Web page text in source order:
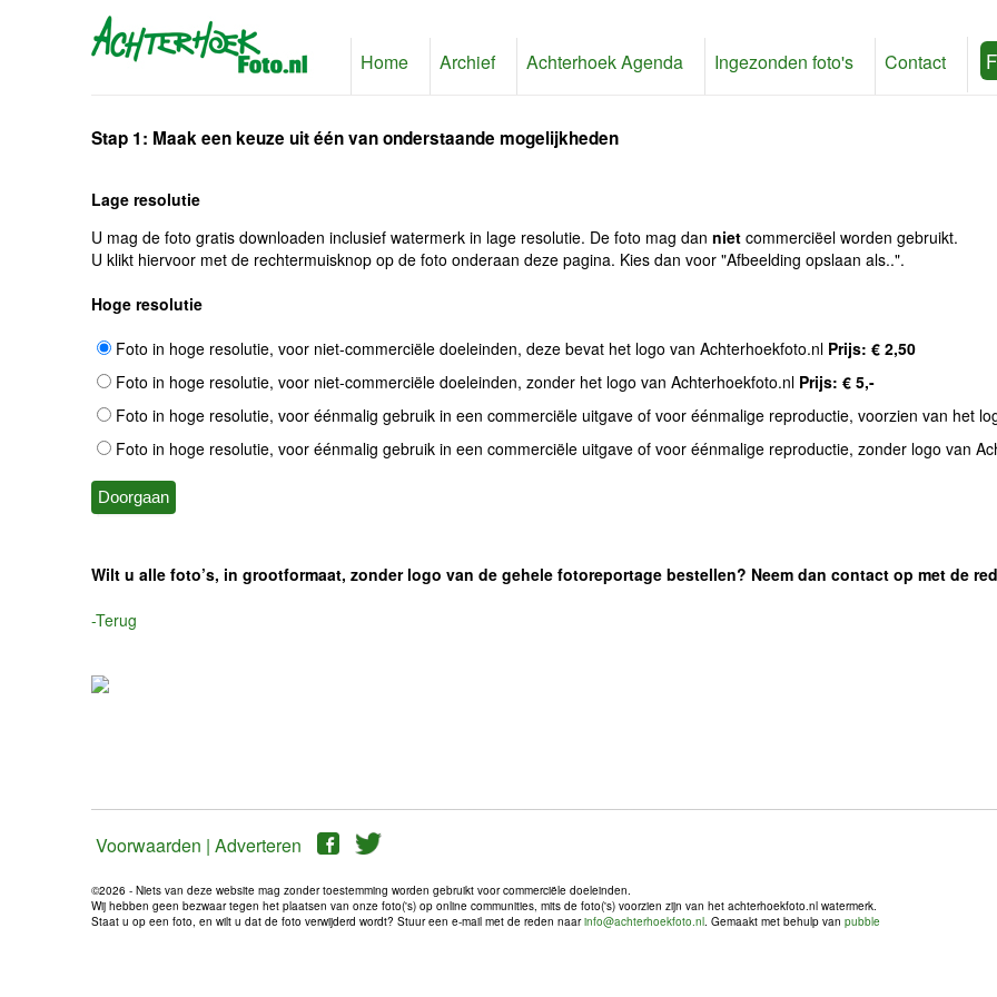
Home Archief Achterhoek Agenda Ingezonden foto's Contact
Stap 1: Maak een keuze uit één van onderstaande mogelijkheden
Lage resolutie
U mag de foto gratis downloaden inclusief watermerk in lage resolutie. De foto mag dan niet commerciëel worden gebruikt.
U klikt hiervoor met de rechtermuisknop op de foto onderaan deze pagina. Kies dan voor "Afbeelding opslaan als..".
Hoge resolutie
Foto in hoge resolutie, voor niet-commerciële doeleinden, deze bevat het logo van Achterhoekfoto.nl Prijs: € 2,50
Foto in hoge resolutie, voor niet-commerciële doeleinden, zonder het logo van Achterhoekfoto.nl Prijs: € 5,-
Foto in hoge resolutie, voor éénmalig gebruik in een commerciële uitgave of voor éénmalige reproductie, voorzien van het
Foto in hoge resolutie, voor éénmalig gebruik in een commerciële uitgave of voor éénmalige reproductie, zonder logo van
Wilt u alle foto’s, in grootformaat, zonder logo van de gehele fotoreportage bestellen? Neem dan contact op met de
-Terug
Voorwaarden | Adverteren
©2026 - Niets van deze website mag zonder toestemming worden gebruikt voor commerciële doeleinden.
Wij hebben geen bezwaar tegen het plaatsen van onze foto('s) op online communities, mits de foto('s) voorzien zijn van het achterhoekfoto.nl watermerk.
Staat u op een foto, en wilt u dat de foto verwijderd wordt? Stuur een e-mail met de reden naarinfo@achterhoekfoto.nl. Gemaakt met behulp van pubble